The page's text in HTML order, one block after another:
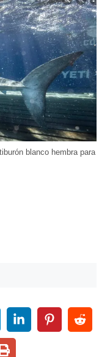
blanco hembra para